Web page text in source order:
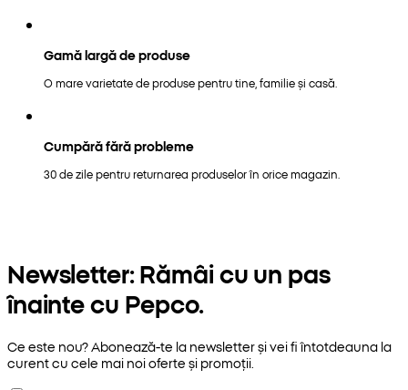
Gamă largă de produse
O mare varietate de produse pentru tine, familie și casă.
Cumpără fără probleme
30 de zile pentru returnarea produselor în orice magazin.
Newsletter: Rămâi cu un pas
înainte cu Pepco.
Ce este nou? Abonează-te la newsletter și vei fi întotdeauna la
curent cu cele mai noi oferte și promoții.